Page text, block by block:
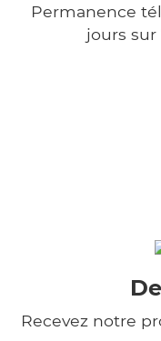
Permanence
jours sur
Recevez notre